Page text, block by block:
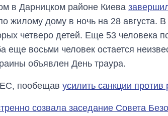
в Дарницком районе Киева
жилому дому в ночь на 28 августа. В
четверо детей. Еще 53 человека
еще восьми человек остается
объявлен День траура.
ЕС, пообещав усилить санкции против
созвала заседание Совета